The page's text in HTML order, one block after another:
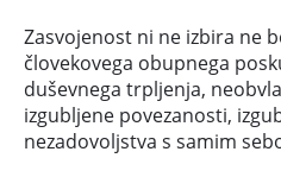
Zasvojenost ni ne izbira ne
človekovega obupnega
duševnega trpljenja,
izgubljene povezanosti,
nezadovoljstva s samim